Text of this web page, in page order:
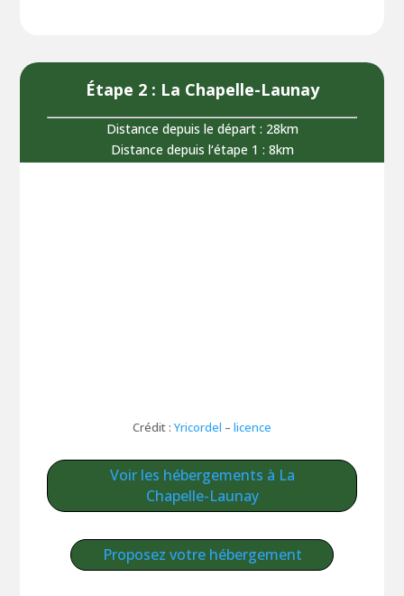
Étape 2 : La Chapelle-Launay
Distance depuis le départ : 28km
Distance depuis l‘étape 1 : 8km
Crédit : Yricordel – licence
Voir les hébergements à La
Chapelle-Launay
Proposez votre hébergement